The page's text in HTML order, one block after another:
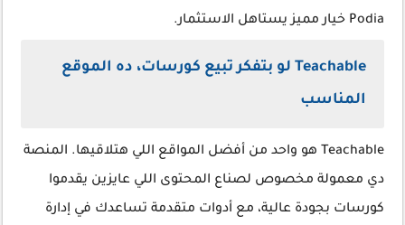
Podia خيار مميز يستاهل الاستثمار.
Teachable لو بتفكر تبيع كورسات، ده الموقع
المناسب
Teachable هو واحد من أفضل المواقع اللي هتلاقيها. المنصة
دي معمولة مخصوص لصناع المحتوى اللي عايزين يقدموا
كورسات بجودة عالية، مع أدوات متقدمة تساعدك في إدارة